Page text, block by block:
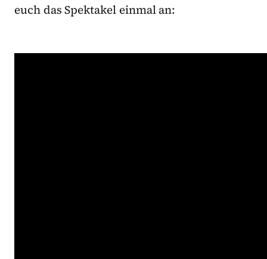
euch das Spektakel einmal an: